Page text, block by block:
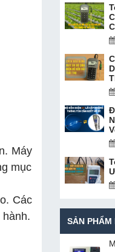
Máy
mục
Các
SẢN PHẨM